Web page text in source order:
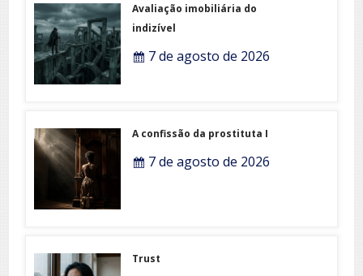
Avaliação imobiliária do
indizível
7 de agosto de 2026
A confissão da prostituta I
7 de agosto de 2026
Trust